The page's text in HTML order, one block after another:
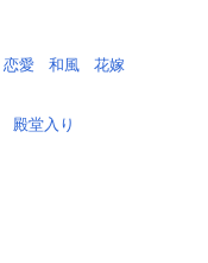
恋愛 和風
花嫁
殿堂入り